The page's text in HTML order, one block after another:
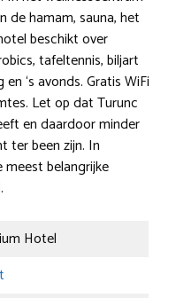
de hamam, sauna, het
beschikt over
tafeltennis, biljart
‘s avonds. Gratis WiFi
Let op dat Turunc
en daardoor minder
ter been zijn. In
belangrijke
Hotel